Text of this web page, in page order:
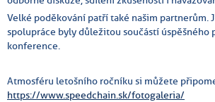
Velké poděkování patří také našim partnerům.
spolupráce byly důležitou součástí úspěšného
konference.
Atmosféru letošního ročníku si můžete
https://www.speedchain.sk/fotogaleria/